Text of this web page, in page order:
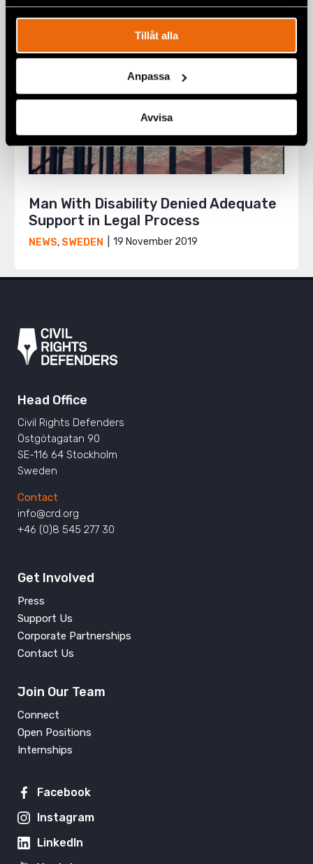
Tillåt alla
Anpassa
Avvisa
Man With Disability Denied Adequate
Support in Legal Process
NEWS, SWEDEN 19 November 2019
Head Office
Civil Rights Defenders
Östgötagatan 90
SE-116 64 Stockholm
Sweden
Contact
info@crd.org
+46 (0)8 545 277 30
Get Involved
Press
Support Us
Corporate Partnerships
Contact Us
Join Our Team
Connect
Open Positions
Internships
Facebook
Instagram
LinkedIn